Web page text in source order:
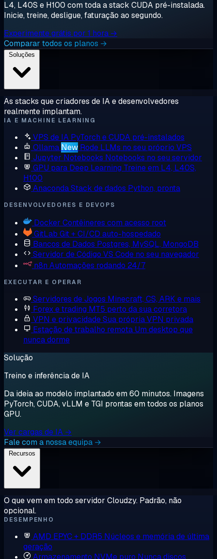
L4, L40S e H100 com toda a stack CUDA pré-instalada.
Inicie, treine, desligue, faturação ao segundo.
Experimente grátis por 1 hora →
Comparar todos os planos →
As stacks que criadores de IA e desenvolvedores
realmente implantam.
IA E MACHINE LEARNING
VPS de IA PyTorch e CUDA pré-instalados
Ollama New Rode LLMs no seu próprio VPS
Jupyter Notebooks Notebooks no seu servidor
GPU para Deep Learning Treine em L4, L40S,
H100
AnacondaStack de dados Python, pronta
DESENVOLVEDORES E DEVOPS
Docker Contêineres com acesso root
GitLab Git + CI/CD auto-hospedado
Bancos de Dados Postgres, MySQL, MongoDB
Servidor de Código VS Code no seu navegador
n8n Automações rodando 24/7
EXECUTAR E OPERAR
Servidores de Jogos Minecraft, CS, ARK e mais
Forex e trading MT5 perto da sua corretora
VPN e privacidadeSua própria VPN privada
Estação de trabalho remota Um desktop que
nunca dorme
Solução
Treino e inferência de IA
Da ideia ao modelo implantado em 60 minutos. Imagens
PyTorch, CUDA, vLLM e TGI prontas em todos os planos
GPU.
Ver cargas de IA →
Fale com a nossa equipa →
O que vem em todo servidor Cloudzy. Padrão, não
opcional.
DESEMPENHO
AMD EPYC + DDR5 Núcleos e memória de última
geração
Armazenamento NVMe puro Nunca discos